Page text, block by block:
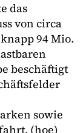
das
von circa
94 Mio.
beschäftigt
sowie
(hoe)